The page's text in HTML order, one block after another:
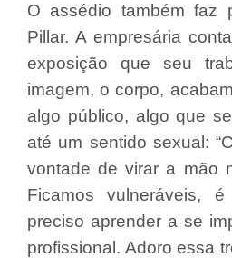
O assédio também faz
Pillar. A empresária
exposição que seu
imagem, o corpo,
algo público, algo que
até um sentido sexual:
vontade de virar a mão
Ficamos vulneráveis,
preciso aprender a se
profissional. Adoro essa